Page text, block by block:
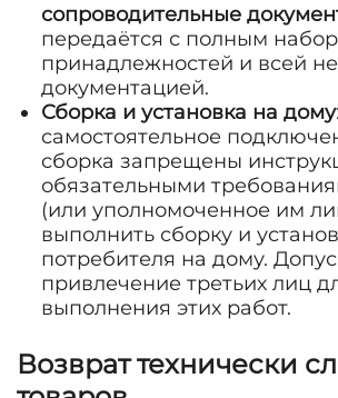
сопроводительные
передаётся с полным
принадлежностей и всей
документацией.
Сборка и установка на дому
самостоятельное
сборка запрещены
обязательными
(или уполномоченное им
выполнить сборку и
потребителя на дому.
привлечение третьих лиц
выполнения этих работ.
Возврат технически